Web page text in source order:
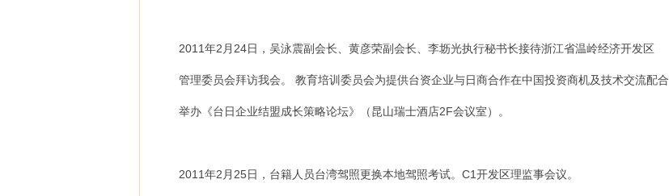
2011年2月24日，吴泳震副会长、黄彦荣副会长、李坜光执行秘书长接待浙江省温岭经济开发区
管理委员会拜访我会。 教育培训委员会为提供台资企业与日商合作在中国投资商机及技术交流配合
举办《台日企业结盟成长策略论坛》（昆山瑞士酒店2F会议室）。
2011年2月25日，台籍人员台湾驾照更换本地驾照考试。C1开发区理监事会议。